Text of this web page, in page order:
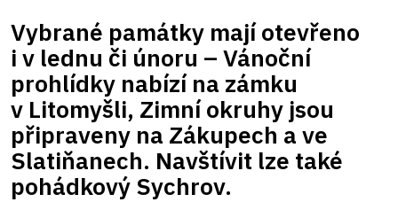
Vybrané památky mají otevřeno
i v lednu či únoru – Vánoční
prohlídky nabízí na zámku
v Litomyšli, Zimní okruhy jsou
připraveny na Zákupech a ve
Slatiňanech. Navštívit lze také
pohádkový Sychrov.